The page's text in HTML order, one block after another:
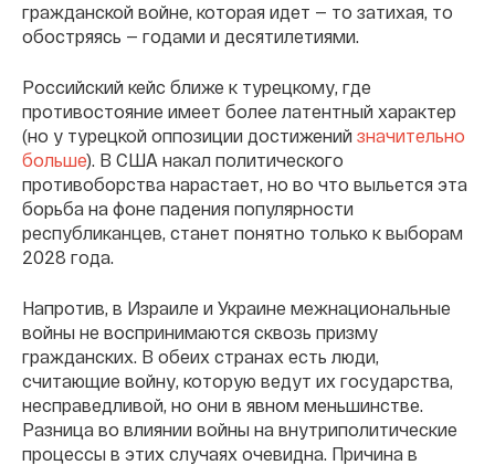
гражданской войне, которая идет — то затихая, то
обостряясь — годами и десятилетиями.
Российский кейс ближе к турецкому, где
противостояние имеет более латентный характер
(но у турецкой оппозиции достижений значительно
больше). В США накал политического
противоборства нарастает, но во что выльется эта
борьба на фоне падения популярности
республиканцев, станет понятно только к выборам
2028 года.
Напротив, в Израиле и Украине межнациональные
войны не воспринимаются сквозь призму
гражданских. В обеих странах есть люди,
считающие войну, которую ведут их государства,
несправедливой, но они в явном меньшинстве.
Разница во влиянии войны на внутриполитические
процессы в этих случаях очевидна. Причина в